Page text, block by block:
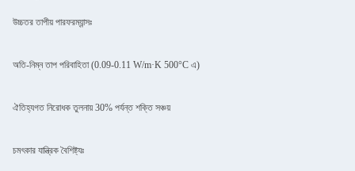
উচ্চতর তাপীয় পারফরম্যান্সঃ
অতি-নিম্ন তাপ পরিবাহিতা (0.09-0.11 W/m·K 500°C এ)
ঐতিহ্যগত নিরোধক তুলনায় 30% পর্যন্ত শক্তি সঞ্চয়
চমৎকার যান্ত্রিক বৈশিষ্ট্যঃ